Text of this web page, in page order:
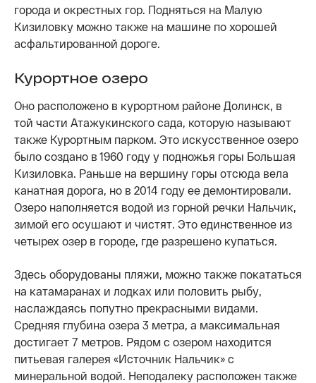
города и окрестных гор. Подняться на Малую
Кизиловку можно также на машине по хорошей
асфальтированной дороге.
Курортное озеро
Оно расположено в курортном районе Долинск, в
той части Атажукинского сада, которую называют
также Курортным парком. Это искусственное озеро
было создано в 1960 году у подножья горы Большая
Кизиловка. Раньше на вершину горы отсюда вела
канатная дорога, но в 2014 году ее демонтировали.
Озеро наполняется водой из горной речки Нальчик,
зимой его осушают и чистят. Это единственное из
четырех озер в городе, где разрешено купаться.
Здесь оборудованы пляжи, можно также покататься
на катамаранах и лодках или половить рыбу,
наслаждаясь попутно прекрасными видами.
Средняя глубина озера 3 метра, а максимальная
достигает 7 метров. Рядом с озером находится
питьевая галерея «Источник Нальчик» с
минеральной водой. Неподалеку расположен также